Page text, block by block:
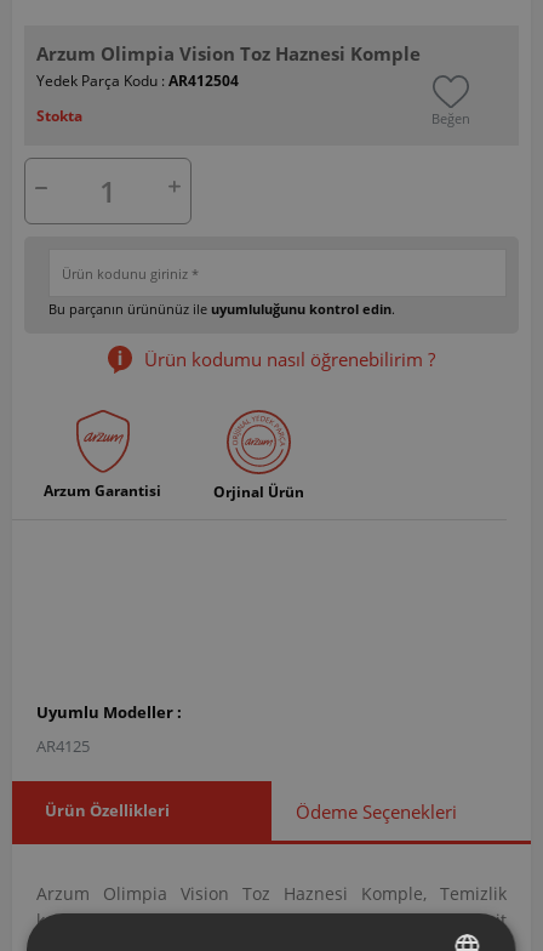
Arzum Olimpia Vision Toz Haznesi Komple
Yedek Parça Kodu : AR412504
Stokta
Beğen
Bu parçanın ürününüz ile uyumluluğunu kontrol edin.
Ürün kodumu nasıl öğrenebilirim ?
Arzum Garantisi Orjinal Ürün
Uyumlu Modeller :
AR4125
Ürün Özellikleri Ödeme Seçenekleri
Arzum Olimpia Vision Toz Haznesi Komple, Temizlik
kategorisi altında yer alan Toz Hazneleri grubuna ait